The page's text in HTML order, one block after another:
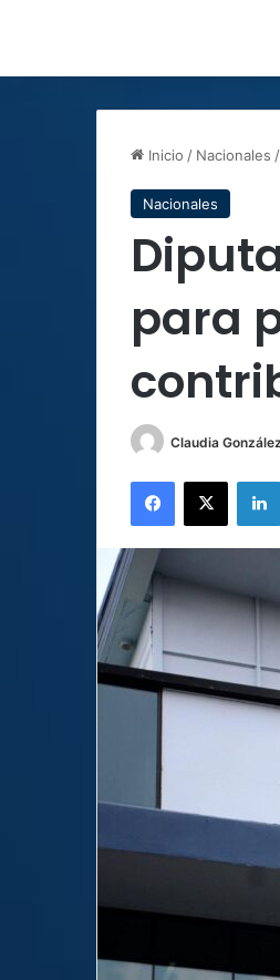
Inicio / Nacionales /
Nacionales
para
Claudia
Facebook
X